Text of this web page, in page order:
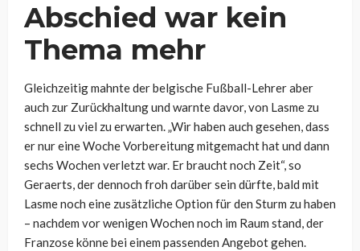
Abschied war kein
Thema mehr
Gleichzeitig mahnte der belgische Fußball-Lehrer aber
auch zur Zurückhaltung und warnte davor, von Lasme zu
schnell zu viel zu erwarten. „Wir haben auch gesehen, dass
er nur eine Woche Vorbereitung mitgemacht hat und dann
sechs Wochen verletzt war. Er braucht noch Zeit“, so
Geraerts, der dennoch froh darüber sein dürfte, bald mit
Lasme noch eine zusätzliche Option für den Sturm zu haben
– nachdem vor wenigen Wochen noch im Raum stand, der
Franzose könne bei einem passenden Angebot gehen.